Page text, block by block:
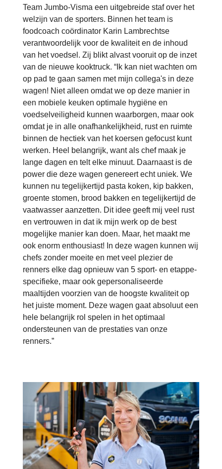
Team Jumbo-Visma een uitgebreide staf over het
welzijn van de sporters. Binnen het team is
foodcoach coördinator Karin Lambrechtse
verantwoordelijk voor de kwaliteit en de inhoud
van het voedsel. Zij blikt alvast vooruit op de inzet
van de nieuwe kooktruck. “Ik kan niet wachten om
op pad te gaan samen met mijn collega's in deze
wagen! Niet alleen omdat we op deze manier in
een mobiele keuken optimale hygiëne en
voedselveiligheid kunnen waarborgen, maar ook
omdat je in alle onafhankelijkheid, rust en ruimte
binnen de hectiek van het koersen gefocust kunt
werken. Heel belangrijk, want als chef maak je
lange dagen en telt elke minuut. Daarnaast is de
power die deze wagen genereert echt uniek. We
kunnen nu tegelijkertijd pasta koken, kip bakken,
groente stomen, brood bakken en tegelijkertijd de
vaatwasser aanzetten. Dit idee geeft mij veel rust
en vertrouwen in dat ik mijn werk op de best
mogelijke manier kan doen. Maar, het maakt me
ook enorm enthousiast! In deze wagen kunnen wij
chefs zonder moeite en met veel plezier de
renners elke dag opnieuw van 5 sport- en etappe-
specifieke, maar ook gepersonaliseerde
maaltijden voorzien van de hoogste kwaliteit op
het juiste moment. Deze wagen gaat absoluut een
hele belangrijk rol spelen in het optimaal
ondersteunen van de prestaties van onze
renners.”